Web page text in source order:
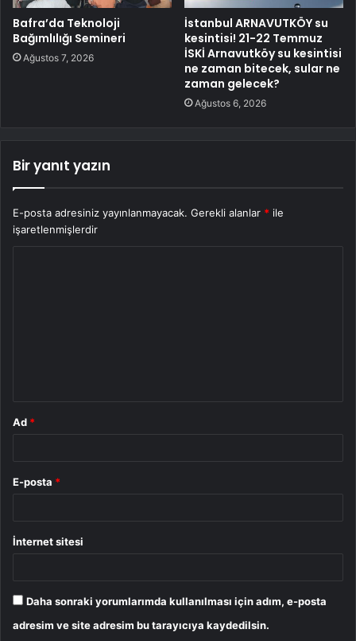
Bafra’da Teknoloji
Bağımlılığı Semineri
Ağustos 7, 2026
İstanbul ARNAVUTKÖY su
kesintisi! 21-22 Temmuz
İSKİ Arnavutköy su kesintisi
ne zaman bitecek, sular ne
zaman gelecek?
Ağustos 6, 2026
Bir yanıt yazın
E-posta adresiniz yayınlanmayacak. Gerekli alanlar * ile
işaretlenmişlerdir
Ad *
E-posta *
İnternet sitesi
Daha sonraki yorumlarımda kullanılması için adım, e-posta
adresim ve site adresim bu tarayıcıya kaydedilsin.